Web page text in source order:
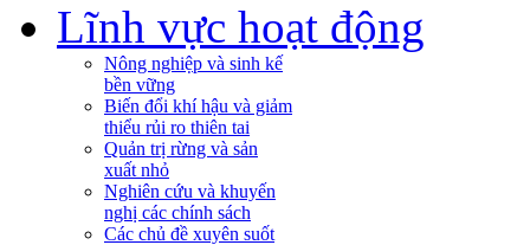
Lĩnh vực hoạt động
Nông nghiệp và sinh kế
bền vững
Biến đổi khí hậu và giảm
thiểu rủi ro thiên tai
Quản trị rừng và sản
xuất nhỏ
Nghiên cứu và khuyến
nghị các chính sách
Các chủ đề xuyên suốt